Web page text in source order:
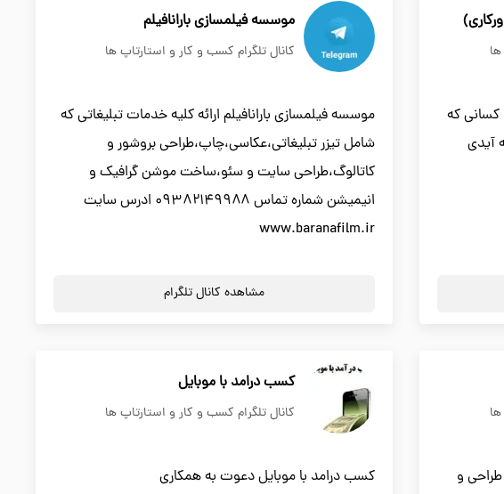
کسانی که
آیدی
موسسه فیلمسازی بارانافیلم
کانال تلگرام کسب و کار و استارتاپ ها
موسسه فیلمسازی بارانافیلم ارائه کلیه خدمات تبلیغاتی که
شامل تیزر تبلیغاتی،عکاسی،چاپ،طراحی بروشور و
کاتالوگ،طراحی سایت و سئو،ساخت موشن گرافیک و
انیمیشن شماره تماس ۰۹۳۸۲۱۴۹۹۸۸ ادرس سایت
www.baranafilm.ir
مشاهده کانال تلگرام
و
کسب درامد با موبایل
کانال تلگرام کسب و کار و استارتاپ ها
کسب درامد با موبایل دعوت به همکاری